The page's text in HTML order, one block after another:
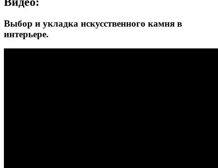
Выбор и укладка искусственного камня в
интерьере.